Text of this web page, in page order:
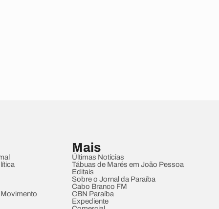
Mais
Últimas Notícias
Tábuas de Marés em João Pessoa
Editais
Sobre o Jornal da Paraíba
Cabo Branco FM
CBN Paraíba
Expediente